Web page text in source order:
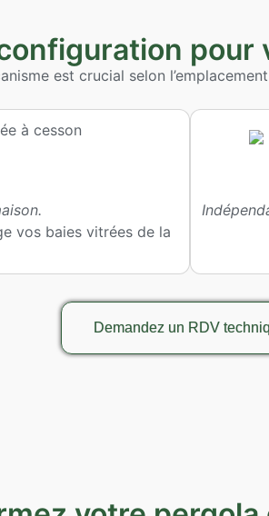
pour
est crucial selon
vos baies vitrées de la
Demandez un RDV